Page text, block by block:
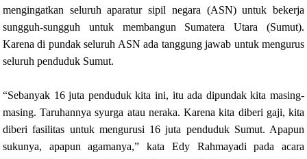
mengingatkan seluruh aparatur sipil negara (ASN) untuk bekerja
sungguh-sungguh untuk membangun Sumatera Utara (Sumut).
Karena di pundak seluruh ASN ada tanggung jawab untuk mengurus
seluruh penduduk Sumut.
“Sebanyak 16 juta penduduk kita ini, itu ada dipundak kita masing-
masing. Taruhannya syurga atau neraka. Karena kita diberi gaji, kita
diberi fasilitas untuk mengurusi 16 juta penduduk Sumut. Apapun
sukunya, apapun agamanya,” kata Edy Rahmayadi pada acara